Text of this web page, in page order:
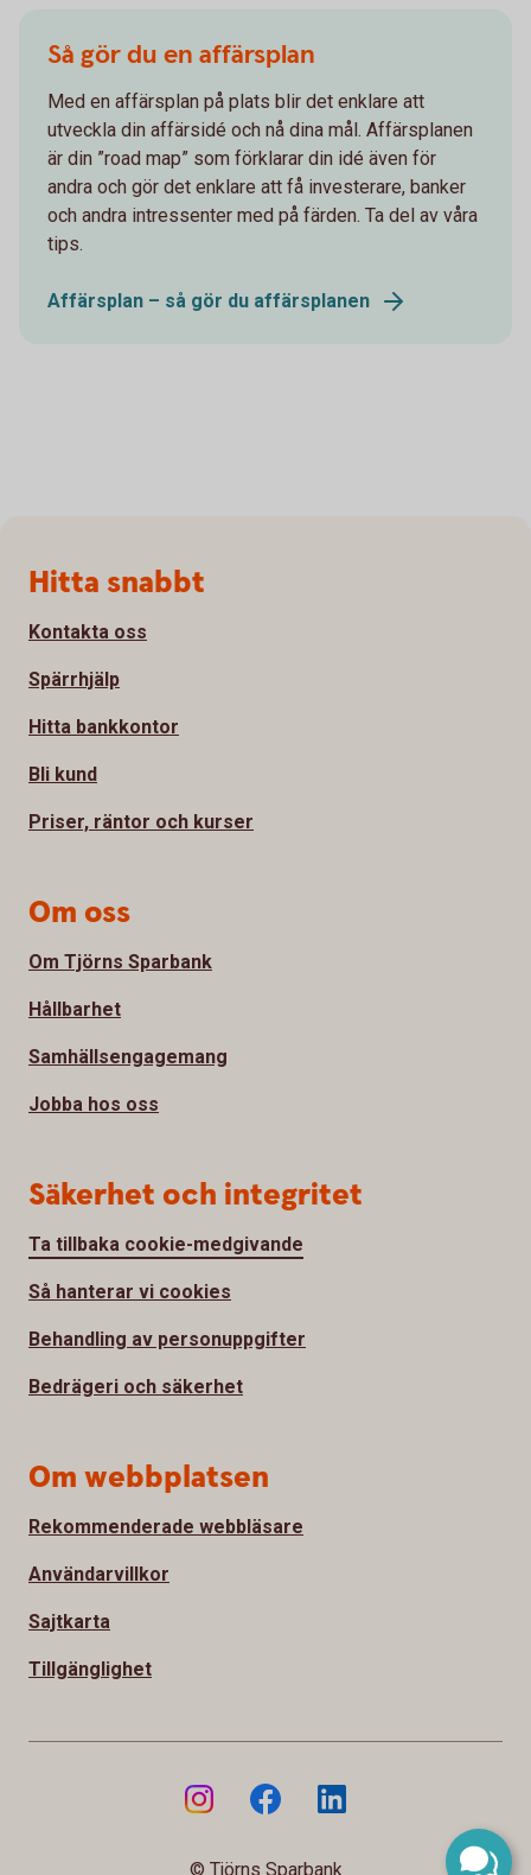
Så gör du en affärsplan
Med en affärsplan på plats blir det enklare att
utveckla din affärsidé och nå dina mål. Affärsplanen
är din ”road map” som förklarar din idé även för
andra och gör det enklare att få investerare, banker
och andra intressenter med på färden. Ta del av våra
tips.
Affärsplan – så gör du affärsplanen
Sidfot
Hitta snabbt
Kontakta oss
Spärrhjälp
Hitta bankkontor
Bli kund
Priser, räntor och kurser
Om oss
Om Tjörns Sparbank
Hållbarhet
Samhällsengagemang
Jobba hos oss
Säkerhet och integritet
Ta tillbaka cookie-medgivande
Så hanterar vi cookies
Behandling av personuppgifter
Bedrägeri och säkerhet
Om webbplatsen
Rekommenderade webbläsare
Användarvillkor
Sajtkarta
Tillgänglighet
© Tjörns Sparbank